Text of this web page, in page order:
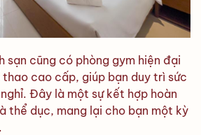
sạn cũng có phòng gym hiện đại
cao cấp, giúp bạn duy trì sức
Đây là một sự kết hợp hoàn
thể dục, mang lại cho bạn một kỳ